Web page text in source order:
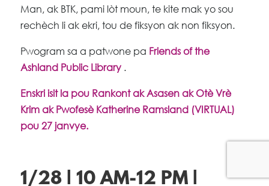
Man, ak BTK, pami lòt moun, te kite mak yo sou
rechèch li ak ekri, tou de fiksyon ak non fiksyon.
Pwogram sa a patwone pa Friends of the
Ashland Public Library.
Enskri isit la pou Rankont ak Asasen ak Otè Vrè
Krim ak Pwofesè Katherine Ramsland (VIRTUAL)
pou 27 janvye.
1/28 | 10 AM-12 PM |